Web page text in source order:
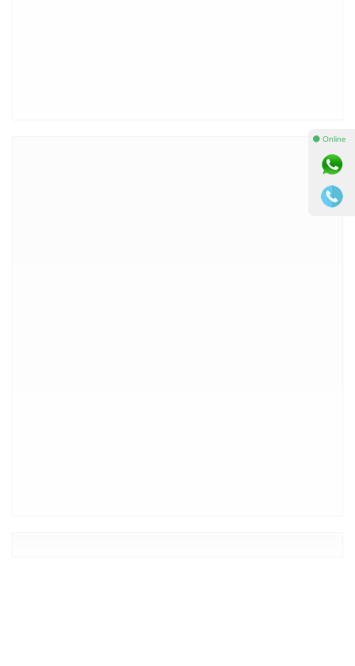
⚫ Online